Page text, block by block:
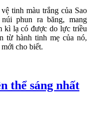
tinh màu trắng của Sao
phun ra băng, mang
kì lạ có được do lực triều
từ hành tinh mẹ của nó,
cho biết.
thể sáng nhất